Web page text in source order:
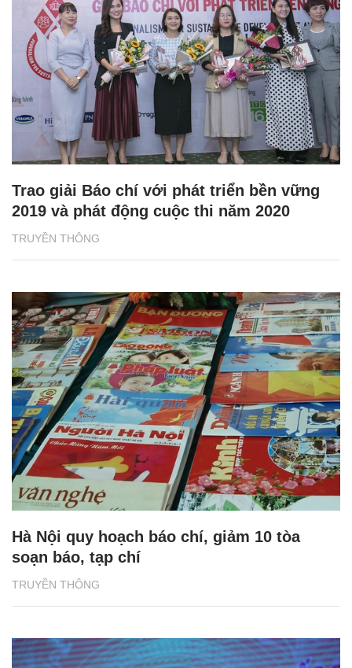
TRUYỀN THÔNG
Trao giải Báo chí với phát triển bền vững
2019 và phát động cuộc thi năm 2020
TRUYỀN THÔNG
Hà Nội quy hoạch báo chí, giảm 10 tòa
soạn báo, tạp chí